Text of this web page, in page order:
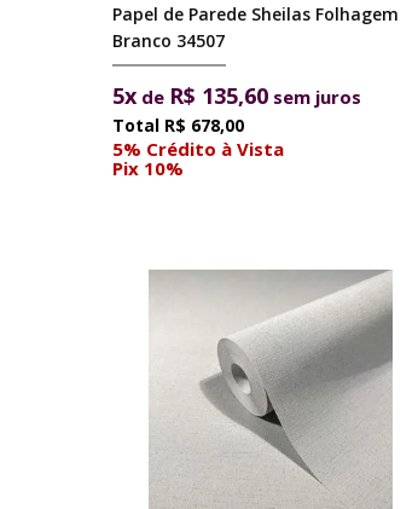
Papel de Parede Sheilas Folhagem
Branco 34507
5xde R$ 135,60sem juros
R$ 678,00
5% Crédito à Vista
Pix 10%